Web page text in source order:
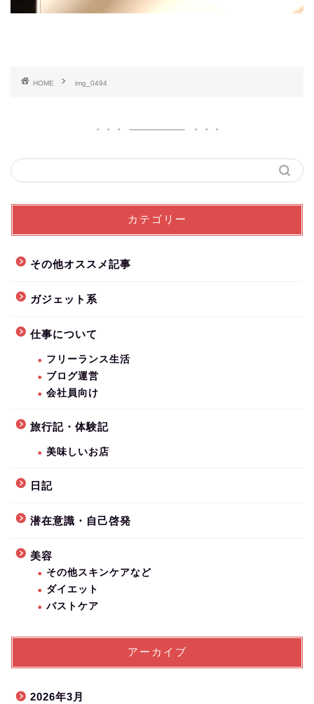
HOME img_0494
カテゴリー
その他オススメ記事
ガジェット系
仕事について
フリーランス生活
ブログ運営
会社員向け
旅行記・体験記
美味しいお店
日記
潜在意識・自己啓発
美容
その他スキンケアなど
ダイエット
バストケア
アーカイブ
2026年3月